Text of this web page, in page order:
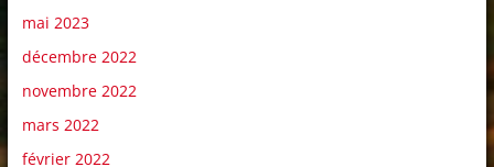
mai 2023
décembre 2022
novembre 2022
mars 2022
février 2022